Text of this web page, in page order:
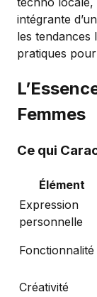
intégrante
les tendances
pratiques
Femmes
Ce qui
Élément
Expression
personnelle
Fonctionnalité
Créativité